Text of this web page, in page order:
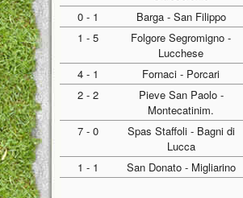
0 - 1 Barga - San Filippo
1 - 5
Folgore Segromigno -
Lucchese
4 - 1 Fornaci - Porcari
2 - 2
Pieve San Paolo -
Montecatinim.
7 - 0
Spas Staffoli - Bagni di
Lucca
1 - 1 San Donato - Migliarino